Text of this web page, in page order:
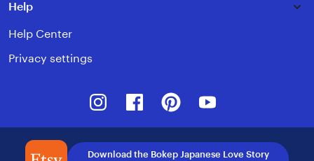
Help
Help Center
Privacy settings
InstagramFacebookPinterest
Download the Bokep Japanese Love Story